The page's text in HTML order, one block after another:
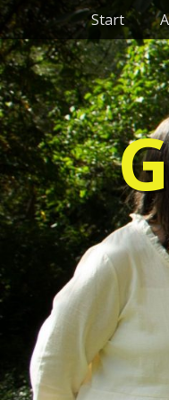
Zum
Inhalt
springen
Start